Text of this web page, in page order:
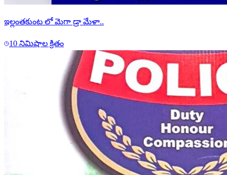
ఇల్లంతకుంట లో మెగా డ్రా మేళా..
10 నిమిషాల క్రితం